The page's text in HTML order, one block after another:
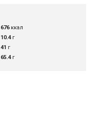
676ккал
10.4г
41 г
65.4г